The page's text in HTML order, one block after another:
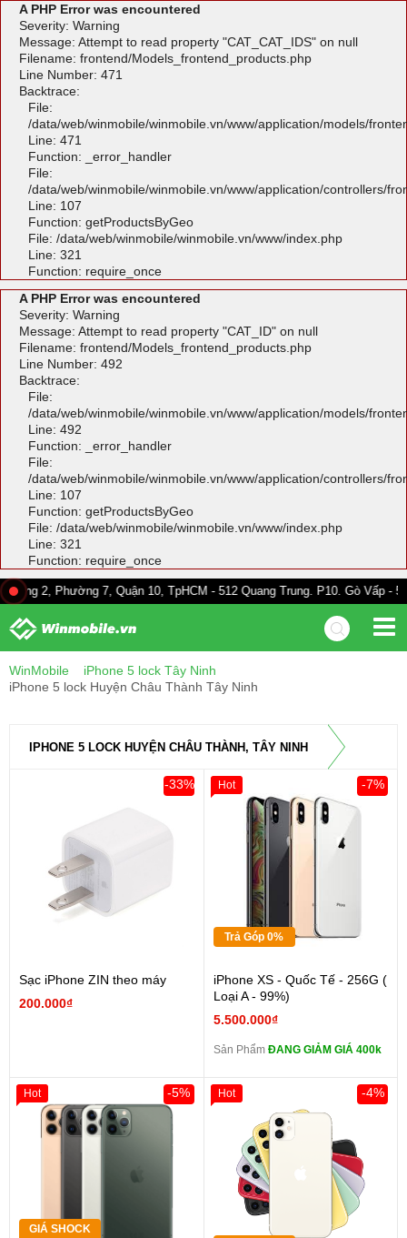
A PHP Error was encountered
Severity: Warning
Message: Attempt to read property "CAT_CAT_IDS" on null
Filename: frontend/Models_frontend_products.php
Line Number: 471
Backtrace:
File:
/data/web/winmobile/winmobile.vn/www/application/models/
Line: 471
Function: _error_handler
File:
/data/web/winmobile/winmobile.vn/www/application/controllers/
Line: 107
Function: getProductsByGeo
File: /data/web/winmobile/winmobile.vn/www/index.php
Line: 321
Function: require_once
A PHP Error was encountered
Severity: Warning
Message: Attempt to read property "CAT_ID" on null
Filename: frontend/Models_frontend_products.php
Line Number: 492
Backtrace:
File:
/data/web/winmobile/winmobile.vn/www/application/models/
Line: 492
Function: _error_handler
File:
/data/web/winmobile/winmobile.vn/www/application/controllers/
Line: 107
Function: getProductsByGeo
File: /data/web/winmobile/winmobile.vn/www/index.php
Line: 321
Function: require_once
7, Quận 10, TpHCM - 512 Quang Trung. P10. Gò Vấp - 528A
WinMobile
iPhone 5 lock Tây Ninh
iPhone 5 lock Huyện Châu Thành Tây Ninh
IPHONE 5 LOCK HUYỆN CHÂU THÀNH, TÂY NINH
Sạc iPhone ZIN theo máy
200.000₫
-33%
Trả Góp 0%
iPhone XS - Quốc Tế - 256G (
Loại A - 99%)
5.500.000₫
-7%
Sản Phẩm ĐANG GIẢM GIÁ 400k
Hot
GIÁ SHOCK
-5%
Hot -4%
Hot